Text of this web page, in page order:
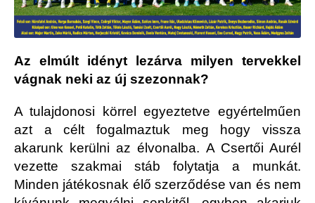
Az elmúlt idényt lezárva milyen tervekkel
vágnak neki az új szezonnak?
A tulajdonosi körrel egyeztetve egyértelműen
azt a célt fogalmaztuk meg hogy vissza
akarunk kerülni az élvonalba. A Csertői Aurél
vezette szakmai stáb folytatja a munkát.
Minden játékosnak élő szerződése van és nem